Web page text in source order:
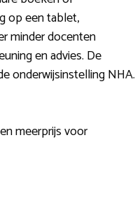
op een tablet,
minder docenten
en advies. De
onderwijsinstelling NHA.
meerprijs voor